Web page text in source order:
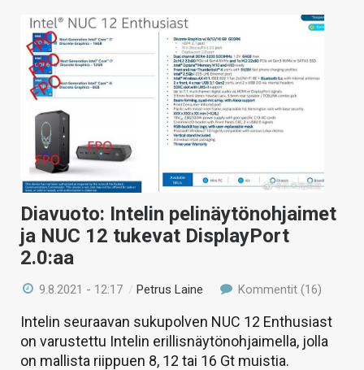
Diavuoto: Intelin pelinäytönohjaimet
ja NUC 12 tukevat DisplayPort
2.0:aa
9.8.2021 - 12:17 /Petrus Laine Kommentit (16)
Intelin seuraavan sukupolven NUC 12 Enthusiast
on varustettu Intelin erillisnäytönohjaimella, jolla
on mallista riippuen 8, 12 tai 16 Gt muistia.